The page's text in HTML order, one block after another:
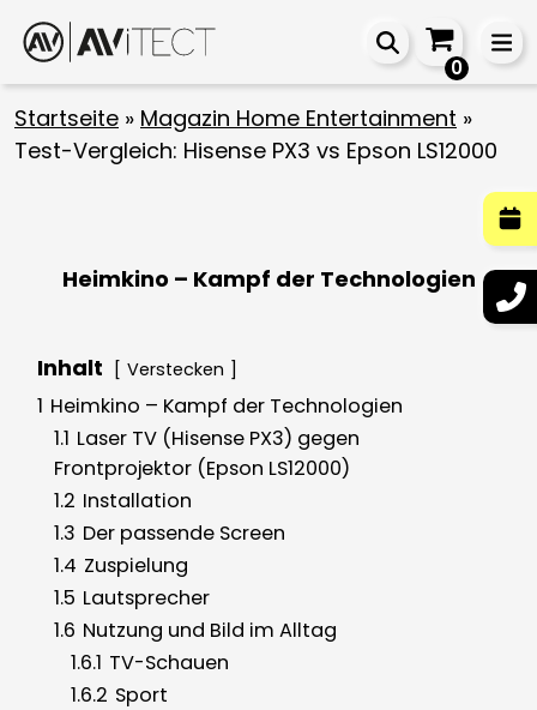
0
Startseite » Magazin Home Entertainment »
Test-Vergleich: Hisense PX3 vs Epson LS12000
Heimkino – Kampf der Technologien
Inhalt Verstecken
1 Heimkino – Kampf der Technologien
1.1 Laser TV (Hisense PX3) gegen
Frontprojektor (Epson LS12000)
1.2 Installation
1.3 Der passende Screen
1.4 Zuspielung
1.5 Lautsprecher
1.6 Nutzung und Bild im Alltag
1.6.1 TV-Schauen
1.6.2 Sport